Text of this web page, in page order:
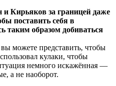
Кирьяков за границей даже
поставить себя в
таким образом добиваться
можете представить, чтобы
кулаки, чтобы
немного искажённая —
а не наоборот.